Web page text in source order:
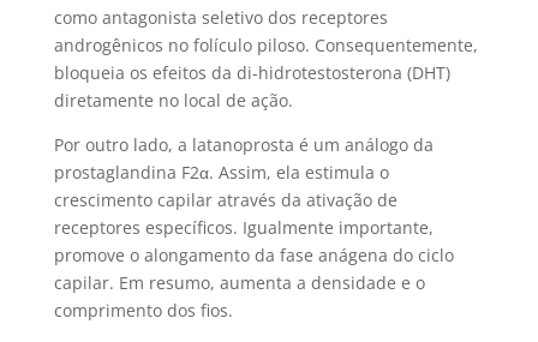
como antagonista seletivo dos receptores
androgênicos no folículo piloso. Consequentemente,
bloqueia os efeitos da di-hidrotestosterona (DHT)
diretamente no local de ação.
Por outro lado, a latanoprosta é um análogo da
prostaglandina F2α. Assim, ela estimula o
crescimento capilar através da ativação de
receptores específicos. Igualmente importante,
promove o alongamento da fase anágena do ciclo
capilar. Em resumo, aumenta a densidade e o
comprimento dos fios.